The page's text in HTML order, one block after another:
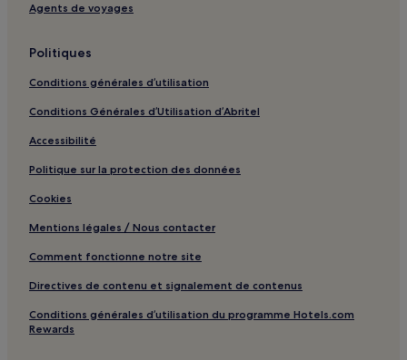
Braunschweiger Land : hôtels Hôtels avec parking
Agents de voyages
Politiques
Conditions générales d’utilisation
Conditions Générales d’Utilisation d’Abritel
Accessibilité
Politique sur la protection des données
Cookies
Mentions légales / Nous contacter
Comment fonctionne notre site
Directives de contenu et signalement de contenus
Conditions générales d’utilisation du programme Hotels.com
Rewards